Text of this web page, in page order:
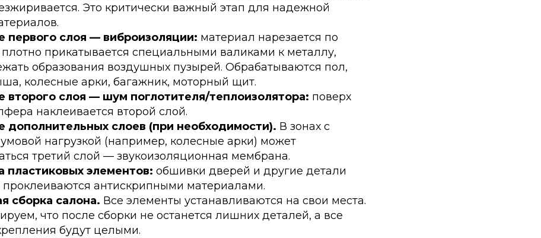
Это критически важный этап для надежной
первого слоя — виброизоляции: материал нарезается по
прикатывается специальными валиками к металлу,
образования воздушных пузырей. Обрабатываются пол,
колесные арки, багажник, моторный щит.
второго слоя — шум поглотителя/теплоизолятора: поверх
наклеивается второй слой.
дополнительных слоев (при необходимости). В зонах с
нагрузкой (например, колесные арки) может
третий слой — звукоизоляционная мембрана.
пластиковых элементов: обшивки дверей и другие детали
проклеиваются антискрипными материалами.
сборка салона. Все элементы устанавливаются на свои места.
что после сборки не останется лишних деталей, а все
будут целыми.